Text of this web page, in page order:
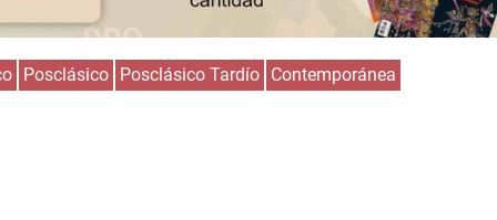
Posclásico Posclásico Tardío Contemporánea